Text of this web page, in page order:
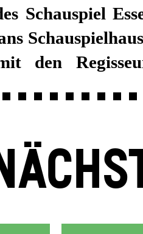
Schauspiel
den
Bausch. Seit
am